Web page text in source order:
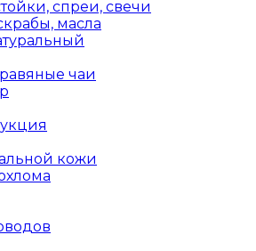
спреи, свечи
масла
чаи
кожи